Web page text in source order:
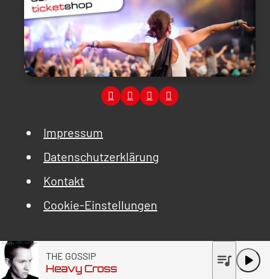
Impressum
Datenschutzerklärung
Kontakt
Cookie-Einstellungen
THE GOSSIP
Heavy Cross play_arrow
queue_music